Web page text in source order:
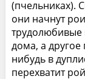
(пчельниках).
они начнут
трудолюбивые
дома, а другое
нибудь в
перехватит